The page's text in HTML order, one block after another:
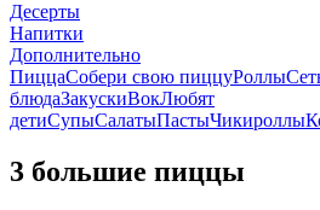
Десерты
Напитки
Дополнительно
ПиццаСобери свою пиццуРоллы
блюдаЗакускиВокЛюбят
детиСупыСалатыПастыЧикироллы
3 большие пиццы